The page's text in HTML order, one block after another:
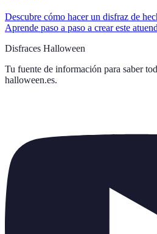
Descubre cómo hacer un disfraz de
Aprende paso a paso a crear este
Disfraces Halloween
Tu fuente de información para saber
halloween.es.